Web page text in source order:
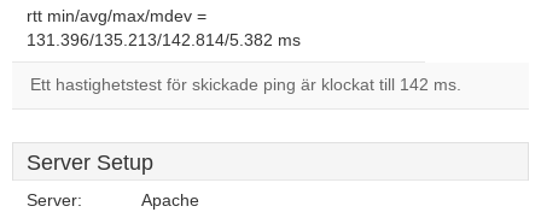
rtt min/avg/max/mdev =
131.396/135.213/142.814/5.382 ms
Ett hastighetstest för skickade ping är klockat till 142 ms.
Server Setup
Server: Apache